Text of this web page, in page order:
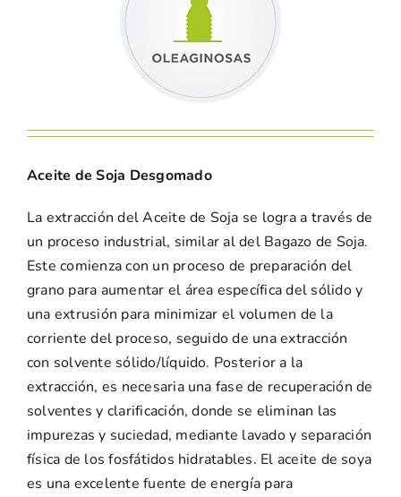
Aceite de Soja Desgomado
La extracción del Aceite de Soja se logra a través de
un proceso industrial, similar al del Bagazo de Soja.
Este comienza con un proceso de preparación del
grano para aumentar el área específica del sólido y
una extrusión para minimizar el volumen de la
corriente del proceso, seguido de una extracción
con solvente sólido/líquido. Posterior a la
extracción, es necesaria una fase de recuperación de
solventes y clarificación, donde se eliminan las
impurezas y suciedad, mediante lavado y separación
física de los fosfátidos hidratables. El aceite de soya
es una excelente fuente de energía para